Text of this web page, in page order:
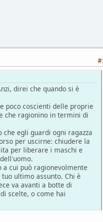
direi che quando si è
poco coscienti delle proprie
che ragionino in termini di
egli guardi ogni ragazza
per uscirne: chiudere la
per liberare i maschi e
cui può ragionevolmente
ultimo assunto. Chi è
va avanti a botte di
scelte, o come hai